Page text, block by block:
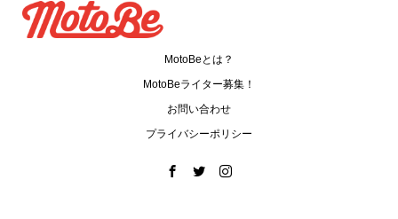
MotoBeとは？
MotoBeライター募集！
お問い合わせ
プライバシーポリシー